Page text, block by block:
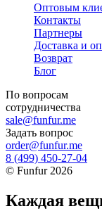
Оптовым
Контакты
Партнеры
Доставка и
Возврат
Блог
По вопросам
сотрудничества
sale@funfur.me
Задать вопрос
order@funfur.me
8 (499) 450-27-04
© Funfur 2026
Каждая